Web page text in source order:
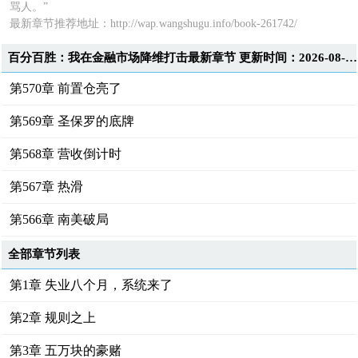
骂人。”
最新章节推荐地址：http://wap.wangshugu.info/book-261742/
百分百胜：我在金融市场降维打击最新章节 更新时间：2026-08-05T11:49:44
第570章 前置仓亮了
第569章 圣保罗的底牌
第568章 营收倒计时
第567章 热滑
第566章 南美破局
全部章节列表
第1章 失业八个月，系统来了
第2章 规则之上
第3章 五万块的豪赌